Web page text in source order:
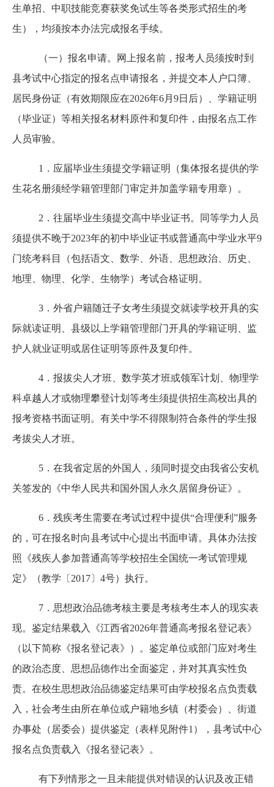
生单招、中职技能竞赛获奖免试生等各类形式招生的考
生），均须按本办法完成报名手续。
（一）报名申请。网上报名前，报考人员须按时到
县考试中心指定的报名点申请报名，并提交本人户口簿、
居民身份证（有效期限应在2026年6月9日后）、学籍证明
（毕业证）等相关报名材料原件和复印件，由报名点工作
人员审验。
1．应届毕业生须提交学籍证明（集体报名提供的学
生花名册须经学籍管理部门审定并加盖学籍专用章）。
2．往届毕业生须提交高中毕业证书。同等学力人员
须提供不晚于2023年的初中毕业证书或普通高中学业水平9
门统考科目（包括语文、数学、外语、思想政治、历史、
地理、物理、化学、生物学）考试合格证明。
3．外省户籍随迁子女考生须提交就读学校开具的实
际就读证明、县级以上学籍管理部门开具的学籍证明、监
护人就业证明或居住证明等原件及复印件。
4．报拔尖人才班、数学英才班或领军计划、物理学
科卓越人才或物理攀登计划等考生须提供招生高校出具的
报考资格书面证明。有关中学不得限制符合条件的学生报
考拔尖人才班。
5．在我省定居的外国人，须同时提交由我省公安机
关签发的《中华人民共和国外国人永久居留身份证》。
6．残疾考生需要在考试过程中提供“合理便利”服务
的，可在报名时向县考试中心提出书面申请。具体办法按
照《残疾人参加普通高等学校招生全国统一考试管理规
定》（教学〔2017〕4号）执行。
7．思想政治品德考核主要是考核考生本人的现实表
现。鉴定结果载入《江西省2026年普通高考报名登记表》
（以下简称《报名登记表》）。鉴定单位或部门应对考生
的政治态度、思想品德作出全面鉴定，并对其真实性负
责。在校生思想政治品德鉴定结果可由学校报名点负责载
入，社会考生由所在单位或户籍地乡镇（村委会）、街道
办事处（居委会）提供鉴定（表样见附件1），县考试中心
报名点负责载入《报名登记表》。
有下列情形之一且未能提供对错误的认识及改正错